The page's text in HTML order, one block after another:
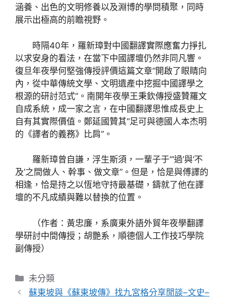
涵養、出色的文明修養以及淵博的學問積聚，同時
展示出極高的前瞻視野。
時隔40年，羅新璋對中國翻譯實際應奮力掙扎
以求安身的看法，在當下中國譯壇仍然非同凡響。
復旦年夜學何堅強傳授評價這篇文章“開啟了眼睛向
內，從中華傳統文學、文明遺產中挖掘中國譯學之
根源的研討范式”。南開年夜學王秉欽傳授盛贊羅文
自成系統，成一家之言，在中國翻譯思惟成長史上
自有其實際價值。鄭延國贊其“足可與德國人本杰明
的《譯者的義務》比肩”。
羅新璋曾自謙，浮生斯須，一輩子于“‘過’與‘不
及’之間做人、幹事、做文章”。但是，恰是與傅譯的
相逢，恰是持之以恆地守持最基礎，鑄就了他在譯
壇的不凡成績與難以替換的位置。
（作者：黃忠廉，系廣東外語外貿年夜學翻譯
學研討中間傳授；胡艷系，順德個人工作技巧學院
副傳授）
分
類
未分類
蘇東坡與《蘇東坡傳》找九宮格分享閒談–文史–